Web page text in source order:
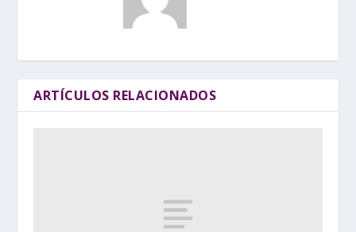
ARTÍCULOS RELACIONADOS